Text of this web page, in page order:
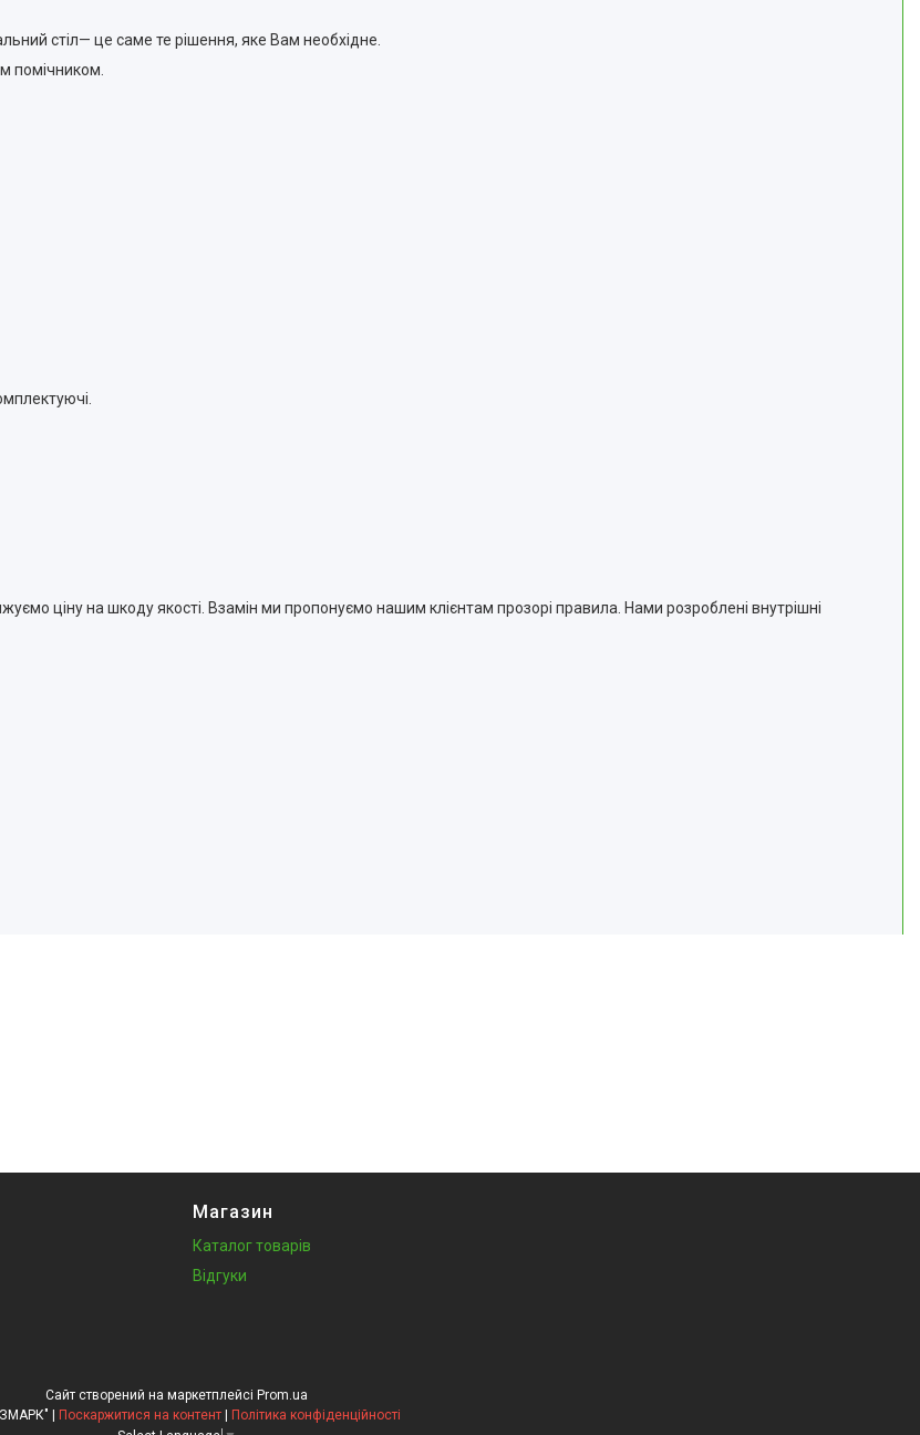
стіл— це саме те рішення, яке Вам необхідне.
помічником.
ціну на шкоду якості. Взамін ми пропонуємо нашим клієнтам прозорі правила. Нами розроблені внутрішні
Магазин
Каталог товарів
Відгуки
Сайт створений на маркетплейсі Prom.ua
Поскаржитися на контент
Політика конфіденційності